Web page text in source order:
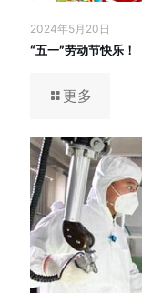
2024年5月20日
“五一”劳动节快乐！
更多